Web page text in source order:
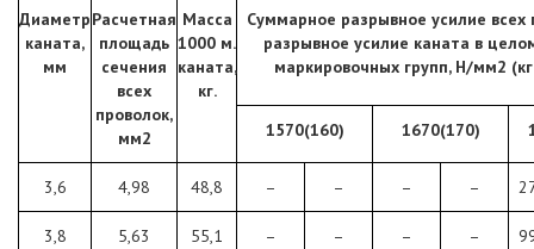
Диаметр
каната,
мм
Расчетная
площадь
сечения
всех
проволок,
мм2
Масса
1000 м.
каната,
кг.
Суммарное разрывное усилие всех
разрывное усилие каната в
маркировочных групп, Н/мм2
1570(160) 1670(170)
3,6 4,98 48,8 – – – –
3,8 5,63 55,1 – – – –